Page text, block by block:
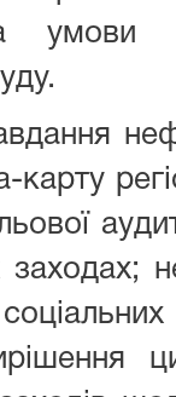
умови
карту